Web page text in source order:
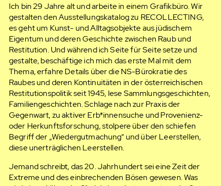
Ich bin 29 Jahre alt und arbeite in einem Grafikbüro. Wir
gestalten den Ausstellungskatalog zu RECOLLECTING,
es geht um Kunst- und Alltagsobjekte aus jüdischem
Eigentum und deren Geschichte zwischen Raub und
Restitution. Und während ich Seite für Seite setze und
gestalte, beschäftige ich mich das erste Mal mit dem
Thema, erfahre Details über die NS-Bürokratie des
Raubes und deren Kontinuitäten in der österreichischen
Restitutionspolitik seit 1945, lese Sammlungsgeschichten,
Familiengeschichten. Schlage nach zur Praxis der
Gegenwart, zu aktiver Erb*innensuche und Provenienz-
oder Herkunftsforschung, stolpere über den schiefen
Begriff der „Wiedergutmachung“ und über Leerstellen,
diese unerträglichen Leerstellen.
Jemand schreibt, das 20. Jahrhundert sei eine Zeit der
Extreme und des einbrechenden Bösen gewesen. Was